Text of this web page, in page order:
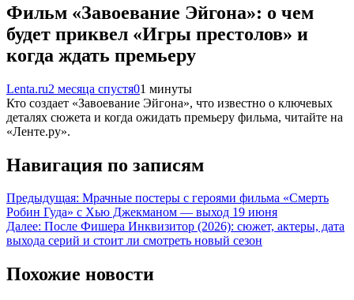
Фильм «Завоевание Эйгона»: о чем
будет приквел «Игры престолов» и
когда ждать премьеру
Lenta.ru2 месяца спустя01 минуты
Кто создает «Завоевание Эйгона», что известно о ключевых
деталях сюжета и когда ожидать премьеру фильма, читайте на
«Ленте.ру».
Навигация по записям
Предыдущая: Мрачные постеры с героями фильма «Смерть
Робин Гуда» с Хью Джекманом — выход 19 июня
Далее: После Фишера Инквизитор (2026): сюжет, актеры, дата
выхода серий и стоит ли смотреть новый сезон
Похожие новости